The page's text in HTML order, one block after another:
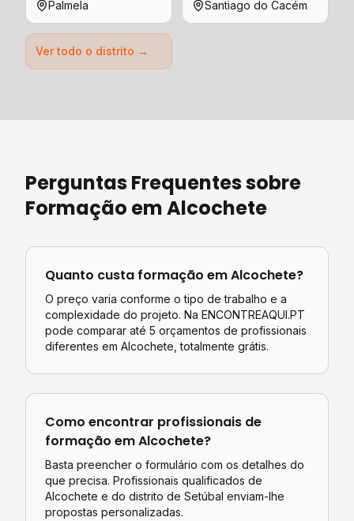
Palmela Santiago do Cacém
Ver todo o distrito →
Perguntas Frequentes sobre
Formação emAlcochete
Quanto custa formação emAlcochete?
O preço varia conforme o tipo de trabalho e a
complexidade do projeto. Na ENCONTREAQUI.PT
pode comparar até 5 orçamentos de profissionais
diferentes em Alcochete , totalmente grátis.
Como encontrar profissionais de
formação emAlcochete?
Basta preencher o formulário com os detalhes do
que precisa. Profissionais qualificados de
Alcochete e do distrito de Setúbal enviam-lhe
propostas personalizadas.